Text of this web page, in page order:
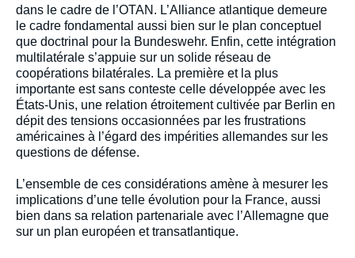
dans le cadre de l’OTAN. L’Alliance atlantique demeure
le cadre fondamental aussi bien sur le plan conceptuel
que doctrinal pour la Bundeswehr. Enfin, cette intégration
multilatérale s’appuie sur un solide réseau de
coopérations bilatérales. La première et la plus
importante est sans conteste celle développée avec les
États-Unis, une relation étroitement cultivée par Berlin en
dépit des tensions occasionnées par les frustrations
américaines à l’égard des impérities allemandes sur les
questions de défense.
L’ensemble de ces considérations amène à mesurer les
implications d’une telle évolution pour la France, aussi
bien dans sa relation partenariale avec l’Allemagne que
sur un plan européen et transatlantique.